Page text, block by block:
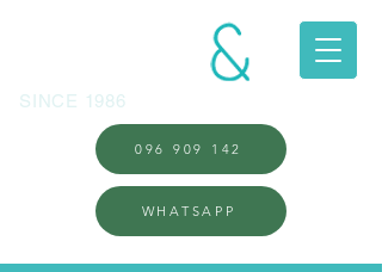
SINCE 1986
096 909 142
WHATSAPP